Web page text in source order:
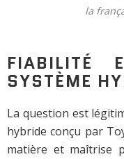
la
FIABILITÉ
SYSTÈME
La question est
hybride conçu par
matière et maîtrise